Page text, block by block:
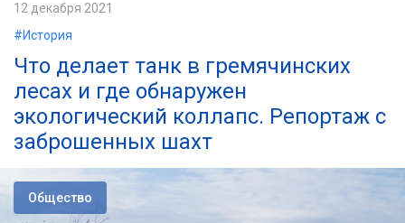
12 декабря 2021
#История
Что делает танк в гремячинских
лесах и где обнаружен
экологический коллапс. Репортаж с
заброшенных шахт
Общество